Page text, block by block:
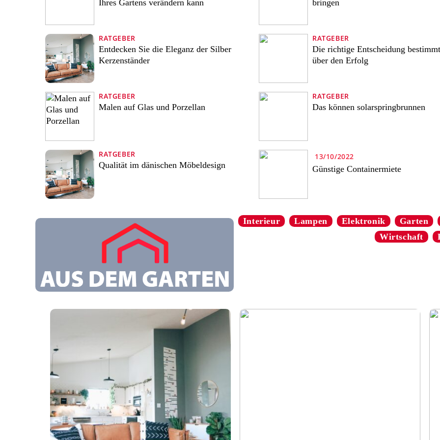
Ihres Gartens verändern kann
RATGEBER
Entdecken Sie die Eleganz der Silber
Kerzenständer
RATGEBER
Malen auf Glas und Porzellan
RATGEBER
Qualität im dänischen Möbeldesign
bringen
RATGEBER
Die richtige Entscheidung bestimmt
über den Erfolg
RATGEBER
Das können solarspringbrunnen
13/10/2022
Günstige Containermiete
Interieur Lampen Elektronik
Garten
Wirtschaft